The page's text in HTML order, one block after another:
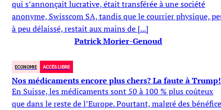
qui s’annonçait lucrative, était transférée à une société
anonyme, Swisscom SA, tandis que le courrier physique,
à peu délaissé, restait aux mains de [...]
Patrick Morier-Genoud
ECONOMIE ACCÈS LIBRE
Nos médicaments encore plus chers? La faute à Trump!
En Suisse, les médicaments sont 50 à 100 % plus coûteux
que dans le reste de l’Europe. Pourtant, malgré des